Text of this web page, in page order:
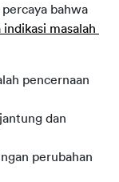
bahwa
masalah
pencernaan
dan
perubahan